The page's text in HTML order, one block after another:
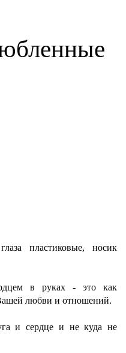
пластиковые, носик
в руках - это как
любви и отношений.
и сердце и не куда не